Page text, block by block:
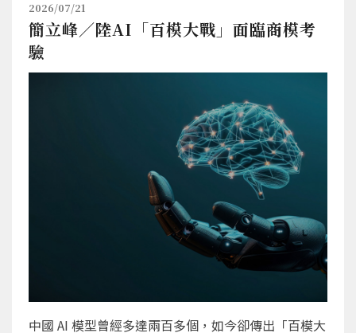
2026/07/21
簡立峰／陸AI「百模大戰」面臨商模考
驗
中國 AI 模型曾經多達兩百多個，如今卻傳出「百模大